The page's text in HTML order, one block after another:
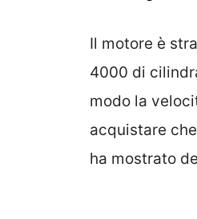
Il motore è
4000 di
modo la
acquistare
ha mostrato